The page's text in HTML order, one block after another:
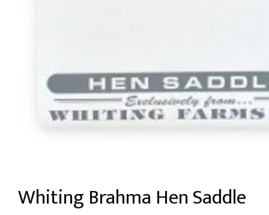
Whiting Brahma Hen Saddle